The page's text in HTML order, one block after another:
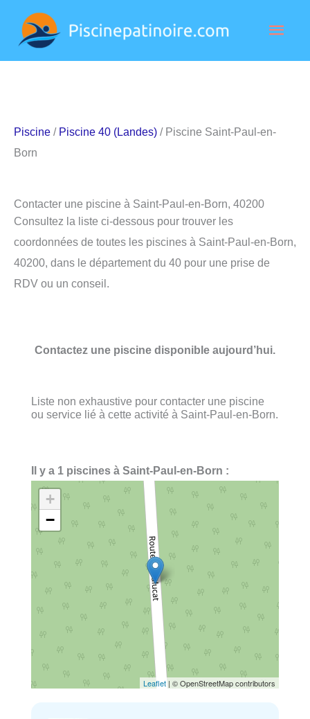
contenu
Piscine / Piscine 40 (Landes) / Piscine Saint-Paul-en-
Born
Contacter une piscine à Saint-Paul-en-Born, 40200
Consultez la liste ci-dessous pour trouver les
coordonnées de toutes les piscines à Saint-Paul-en-Born,
40200, dans le département du 40 pour une prise de
RDV ou un conseil.
Contactez une piscine disponible aujourd’hui.
Liste non exhaustive pour contacter une piscine
ou service lié à cette activité à Saint-Paul-en-Born.
Il y a 1 piscines à Saint-Paul-en-Born :
+
−
Leaflet | © OpenStreetMap contributors